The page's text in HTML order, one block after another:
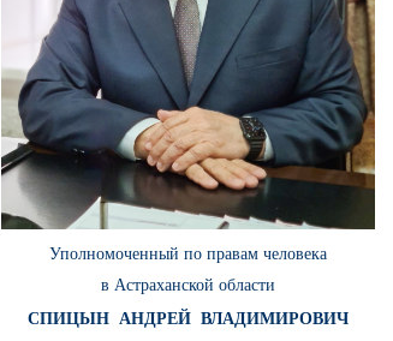
Уполномоченный по правам человека
в Астраханской области
СПИЦЫН АНДРЕЙ ВЛАДИМИРОВИЧ